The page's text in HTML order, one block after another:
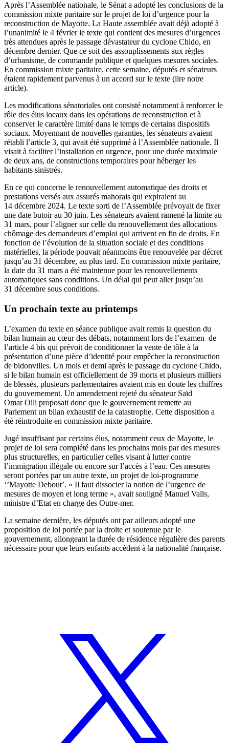
Après l’Assemblée nationale, le Sénat a adopté les conclusions de la
commission mixte paritaire sur le projet de loi d’urgence pour la
reconstruction de Mayotte. La Haute assemblée avait déjà adopté à
l’unanimité le 4 février le texte qui contient des mesures d’urgences
très attendues après le passage dévastateur du cyclone Chido, en
décembre dernier. Que ce soit des assouplissements aux règles
d’urbanisme, de commande publique et quelques mesures sociales.
En commission mixte paritaire, cette semaine, députés et sénateurs
étaient rapidement parvenus à un accord sur le texte (lire notre
article).
Les modifications sénatoriales ont consisté notamment à renforcer le
rôle des élus locaux dans les opérations de reconstruction et à
conserver le caractère limité dans le temps de certains dispositifs
sociaux. Moyennant de nouvelles garanties, les sénateurs avaient
rétabli l’article 3, qui avait été supprimé à l’Assemblée nationale. Il
visait à faciliter l’installation en urgence, pour une durée maximale
de deux ans, de constructions temporaires pour héberger les
habitants sinistrés.
En ce qui concerne le renouvellement automatique des droits et
prestations versés aux assurés mahorais qui expiraient au
14 décembre 2024. Le texte sorti de l’Assemblée prévoyait de fixer
une date butoir au 30 juin. Les sénateurs avaient ramené la limite au
31 mars, pour l’aligner sur celle du renouvellement des allocations
chômage des demandeurs d’emploi qui arrivent en fin de droits. En
fonction de l’évolution de la situation sociale et des conditions
matérielles, la période pouvait néanmoins être renouvelée par décret
jusqu’au 31 décembre, au plus tard. En commission mixte paritaire,
la date du 31 mars a été maintenue pour les renouvellements
automatiques sans conditions. Un délai qui peut aller jusqu’au
31 décembre sous conditions.
Un prochain texte au printemps
L’examen du texte en séance publique avait remis la question du
bilan humain au cœur des débats, notamment lors de l’examen de
l’article 4 bis qui prévoit de conditionner la vente de tôle à la
présentation d’une pièce d’identité pour empêcher la reconstruction
de bidonvilles. Un mois et demi après le passage du cyclone Chido,
si le bilan humain est officiellement de 39 morts et plusieurs milliers
de blessés, plusieurs parlementaires avaient mis en doute les chiffres
du gouvernement. Un amendement rejeté du sénateur Saïd
Omar Oili proposait donc que le gouvernement remette au
Parlement un bilan exhaustif de la catastrophe. Cette disposition a
été réintroduite en commission mixte paritaire.
Jugé insuffisant par certains élus, notamment ceux de Mayotte, le
projet de loi sera complété dans les prochains mois par des mesures
plus structurelles, en particulier celles visant à lutter contre
l’immigration illégale ou encore sur l’accès à l’eau. Ces mesures
seront portées par un autre texte, un projet de loi-programme
‘’Mayotte Debout’. « Il faut dissocier la notion de l’urgence de
mesures de moyen et long terme », avait souligné Manuel Valls,
ministre d’Etat en charge des Outre-mer.
La semaine dernière, les députés ont par ailleurs adopté une
proposition de loi portée par la droite et soutenue par le
gouvernement, allongeant la durée de résidence régulière des parents
nécessaire pour que leurs enfants accèdent à la nationalité française.